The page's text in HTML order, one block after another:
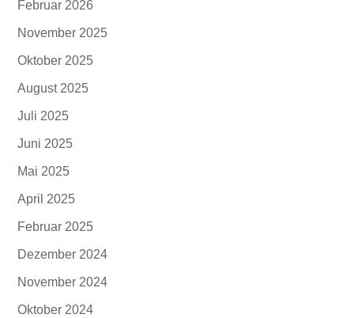
Februar 2026
November 2025
Oktober 2025
August 2025
Juli 2025
Juni 2025
Mai 2025
April 2025
Februar 2025
Dezember 2024
November 2024
Oktober 2024